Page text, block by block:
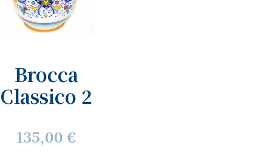
Brocca
Classico 2
135,00 €